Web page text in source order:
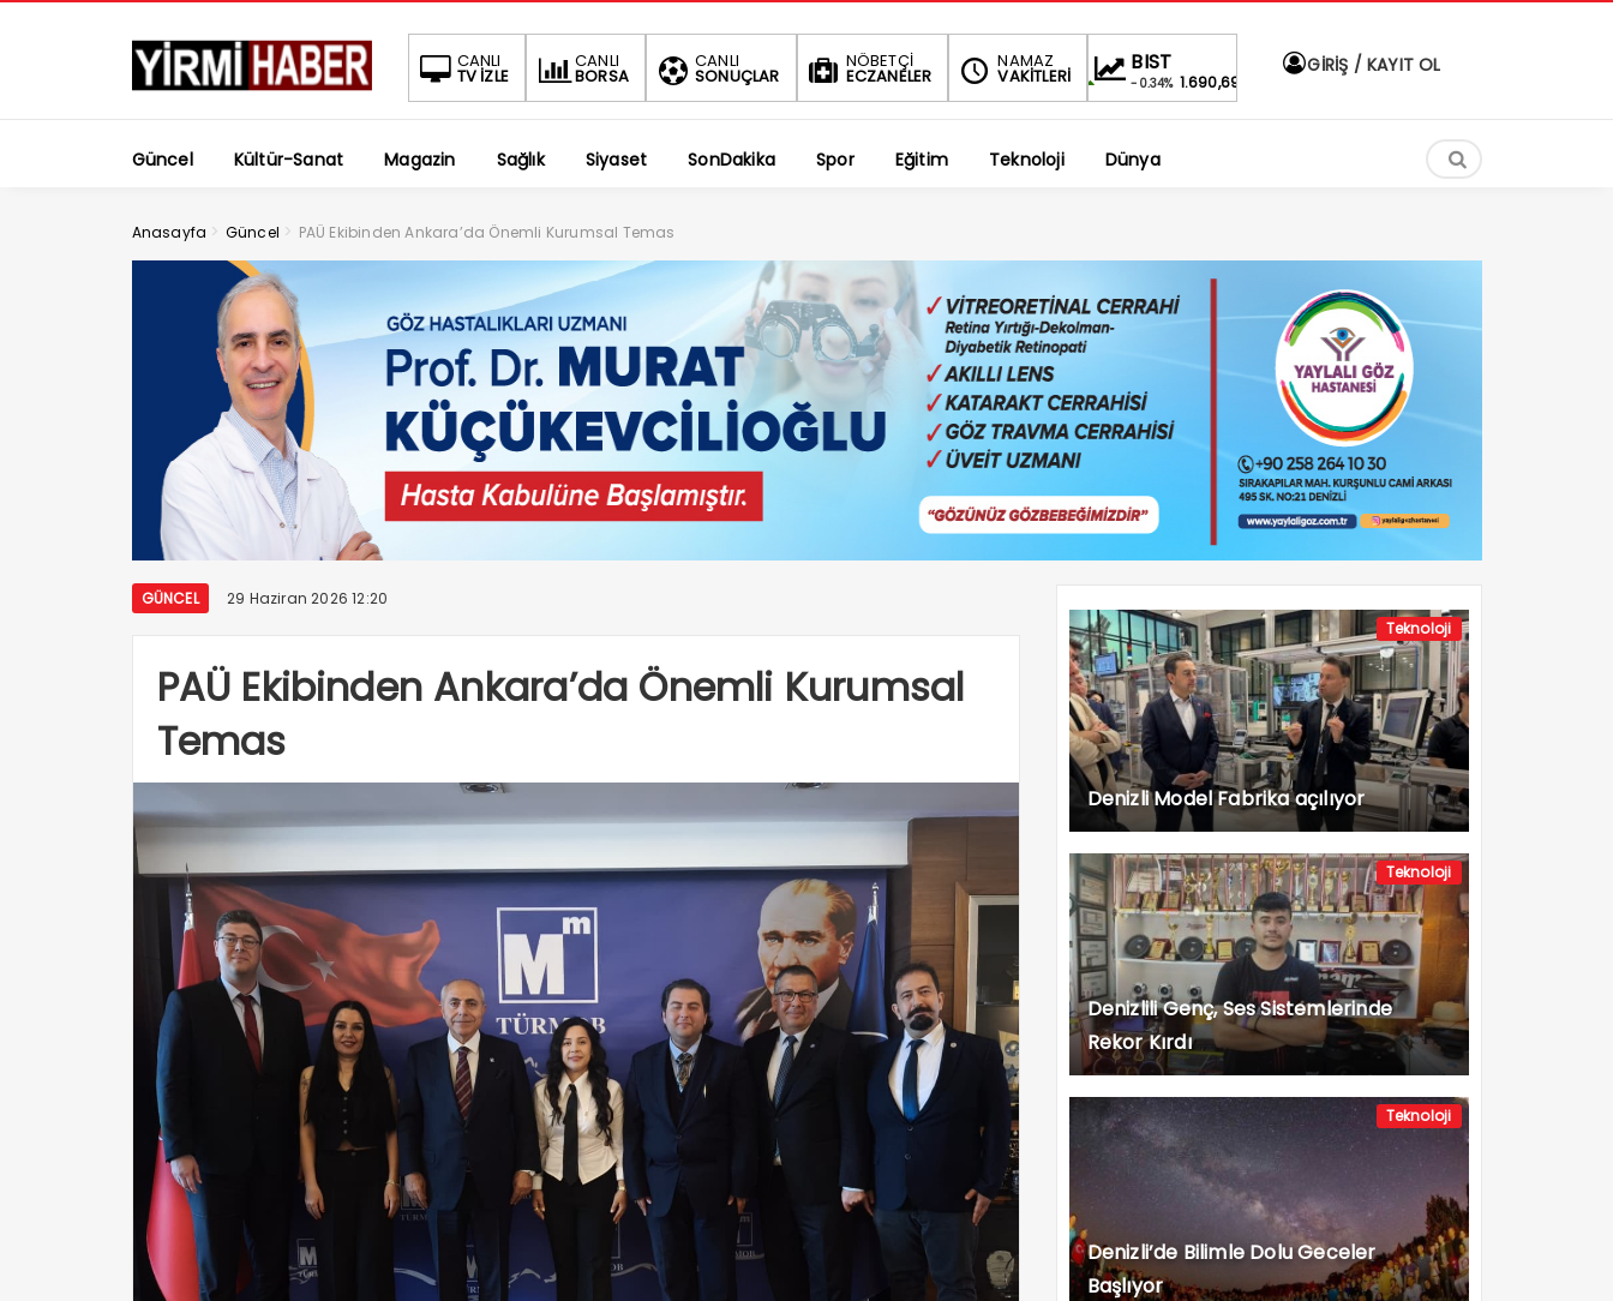
CANLI
TV İZLE
CANLI
BORSA
CANLI
SONUÇLAR
NÖBETÇİ
ECZANELER
NAMAZ
VAKİTLERİ
BIST
-0.34% 1.690,69
DOLAR
% 47,6598
EURO ALTIN
GİRİŞ / KAYIT OL
Güncel Kültür-Sanat Magazin Sağlık Siyaset SonDakika Spor Eğitim Teknoloji Dünya
Anasayfa > Güncel > PAÜ Ekibinden Ankara’da Önemli Kurumsal Temas
GÜNCEL 29 Haziran 2026 12:20
PAÜ Ekibinden Ankara’da Önemli Kurumsal
Temas
Teknoloji
Denizli Model Fabrika açılıyor
Teknoloji
Denizlili Genç, Ses Sistemlerinde
Rekor Kırdı
Teknoloji
Denizli’de Bilimle Dolu Geceler
Başlıyor